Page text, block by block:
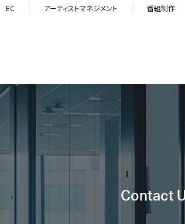
EC アーティストマネジメント 番組制作
Contact